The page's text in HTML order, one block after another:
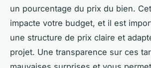
un pourcentage du prix du bien.
impacte votre budget, et il est
une structure de prix claire et
projet. Une transparence sur ces